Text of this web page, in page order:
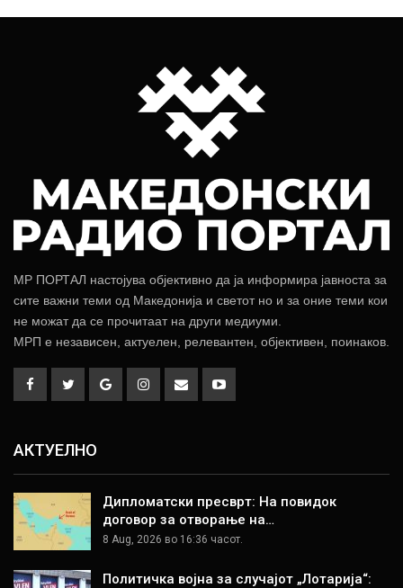
МР ПОРТАЛ настојува објективно да ја информира јавноста за
сите важни теми од Македонија и светот но и за оние теми кои
не можат да се прочитаат на други медиуми.
МРП е независен, актуелен, релевантен, објективен, поинаков.
АКТУЕЛНО
Дипломатски пресврт: На повидок
договор за отворање на…
8 Aug, 2026 во 16:36 часот.
Политичка војна за случајот „Лотарија“: